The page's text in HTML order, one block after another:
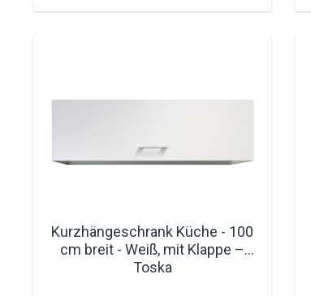
Kurzhängeschrank Küche - 100
cm breit - Weiß, mit Klappe –
Toska